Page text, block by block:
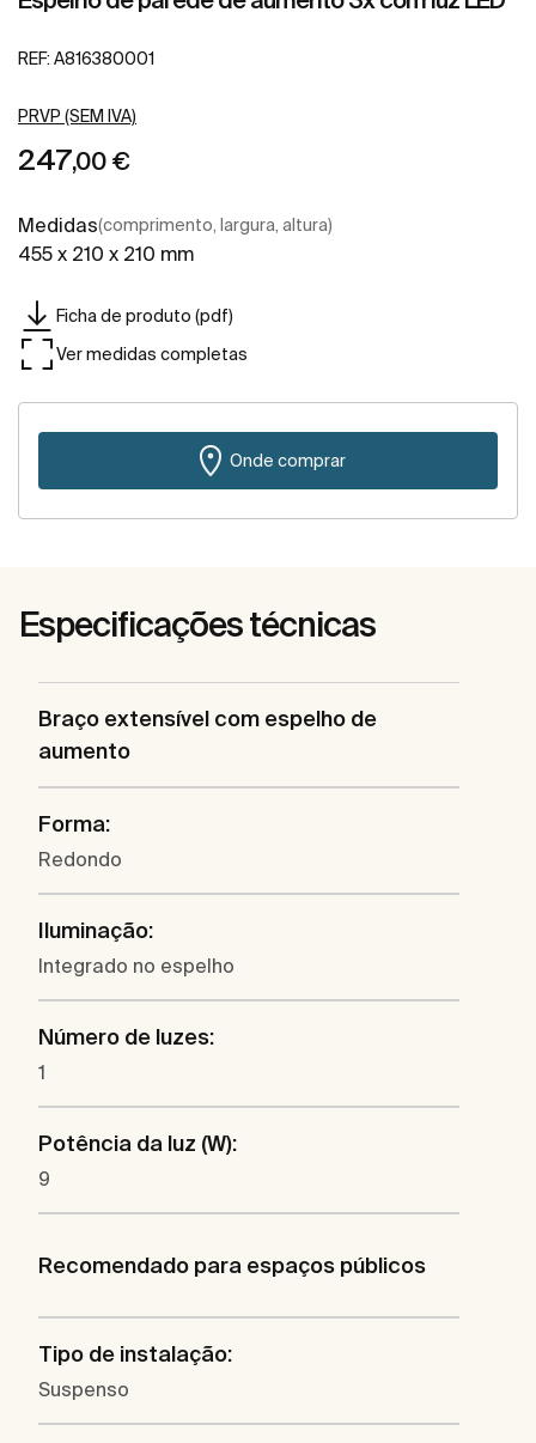
REF: A816380001
PRVP (SEM IVA)
247,00 €
Medidas(comprimento, largura, altura)
455 x 210 x 210 mm
Ficha de produto (pdf)
Ver medidas completas
Onde comprar
Especificações técnicas
Braço extensível com espelho de
aumento
Forma:
Redondo
Iluminação:
Integrado no espelho
Número de luzes:
1
Potência da luz (W):
9
Recomendado para espaços públicos
Tipo de instalação:
Suspenso